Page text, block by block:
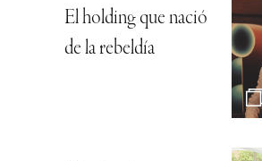
El holding que nació
de la rebeldía